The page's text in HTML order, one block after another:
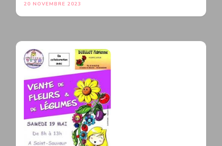
20 NOVEMBRE 2023